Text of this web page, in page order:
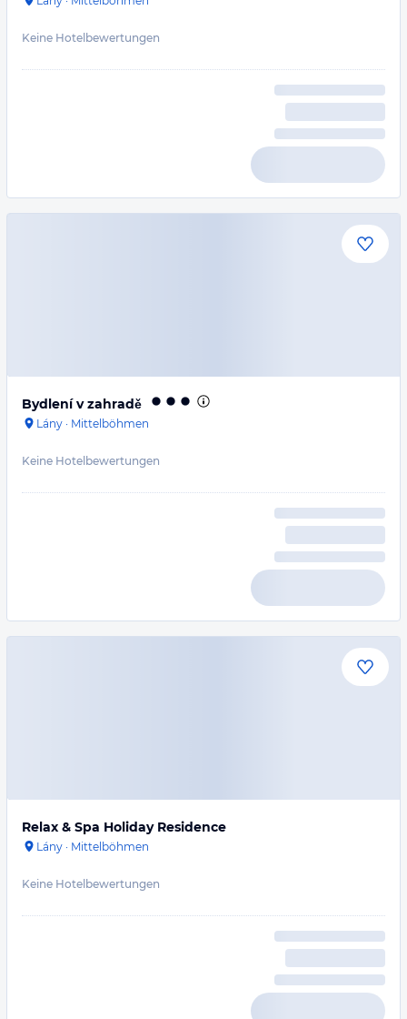
Keine Hotelbewertungen
Bydlení v zahradě
Lány · Mittelböhmen
Keine Hotelbewertungen
Relax & Spa Holiday Residence
Lány · Mittelböhmen
Keine Hotelbewertungen